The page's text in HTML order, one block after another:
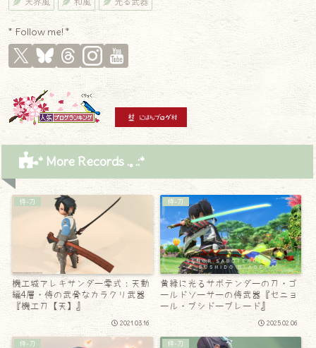
* Follow me! *
* More Records .｡.:*
侍-刀
機工城アレキサンダー零式：天動
編4層・侍の武骨なカラクリ武器
『機工刀【天】』
2021.03.16
侍-刀
黄緑に光るサボテンダーの刀・ゴ
ールドソーサーの侍武器『セニョ
ール・ブシドーブレード』
2025.02.06
侍-刀 侍-刀